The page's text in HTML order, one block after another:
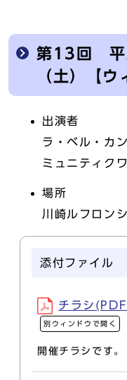
第13回 平
（土）【ウ
出演者
ラ・ベル・カ
ミュニティク
場所
川崎ルフロン
添付ファイル
チラシ
別ウィンドウで開く
開催チラシです。